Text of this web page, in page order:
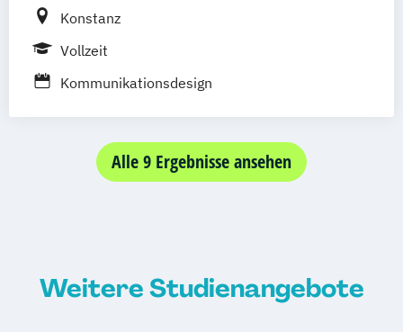
Konstanz
Vollzeit
Kommunikationsdesign
Alle 9 Ergebnisse ansehen
Weitere Studienangebote